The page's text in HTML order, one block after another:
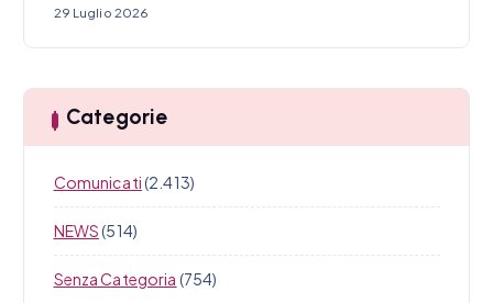
29 Luglio 2026
Categorie
Comunicati(2.413)
NEWS(514)
Senza Categoria (754)